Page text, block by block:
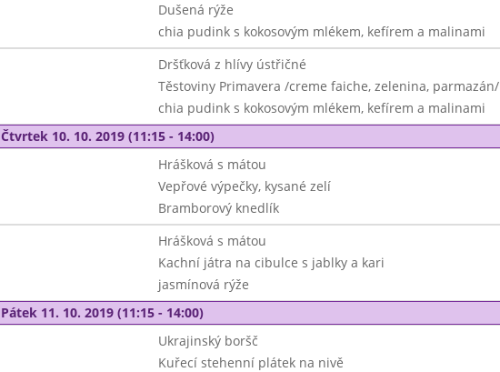
Dušená rýže
chia pudink s kokosovým mlékem, kefírem a malinami
Dršťková z hlívy ústřičné
Těstoviny Primavera /creme faiche, zelenina, parmazán/
chia pudink s kokosovým mlékem, kefírem a malinami
Čtvrtek 10. 10. 2019 (11:15 - 14:00)
Hrášková s mátou
Vepřové výpečky, kysané zelí
Bramborový knedlík
Hrášková s mátou
Kachní játra na cibulce s jablky a kari
jasmínová rýže
Pátek 11. 10. 2019 (11:15 - 14:00)
Ukrajinský boršč
Kuřecí stehenní plátek na nivě